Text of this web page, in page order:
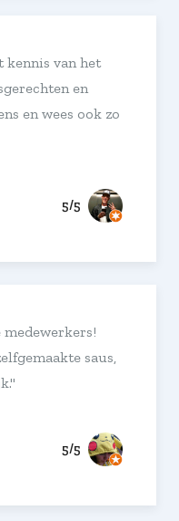
kennis van het
en
en wees ook zo
5/5
saus,
5/5